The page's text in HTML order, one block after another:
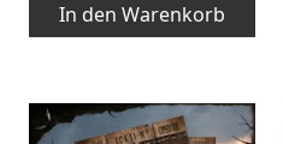
In den Warenkorb